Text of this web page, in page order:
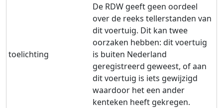
toelichting
De RDW geeft geen oordeel
over de reeks tellerstanden van
dit voertuig. Dit kan twee
oorzaken hebben: dit voertuig
is buiten Nederland
geregistreerd geweest, of aan
dit voertuig is iets gewijzigd
waardoor het een ander
kenteken heeft gekregen.